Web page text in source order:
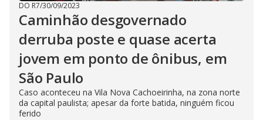
DO R7/30/09/2023
Caminhão desgovernado
derruba poste e quase acerta
jovem em ponto de ônibus, em
São Paulo
Caso aconteceu na Vila Nova Cachoeirinha, na zona norte
da capital paulista; apesar da forte batida, ninguém ficou
ferido